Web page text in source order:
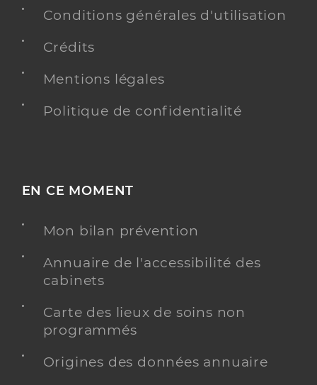
Conditions générales d'utilisation
Crédits
Mentions légales
Politique de confidentialité
EN CE MOMENT
Mon bilan prévention
Annuaire de l'accessibilité des
cabinets
Carte des lieux de soins non
programmés
Origines des données annuaire